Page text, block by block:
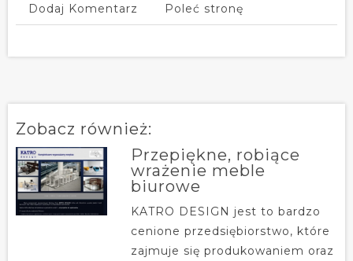
Dodaj Komentarz Poleć stronę
Zobacz również:
Przepiękne, robiące
wrażenie meble
biurowe
KATRO DESIGN jest to bardzo
cenione przedsiębiorstwo, które
zajmuje się produkowaniem oraz